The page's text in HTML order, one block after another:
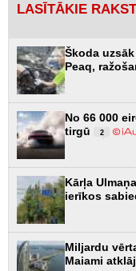
LASĪTĀKIE
Škoda
Peaq,
No 66 000
tirgū
2
Kārļa
ierīkos
Miljardu
Maiami